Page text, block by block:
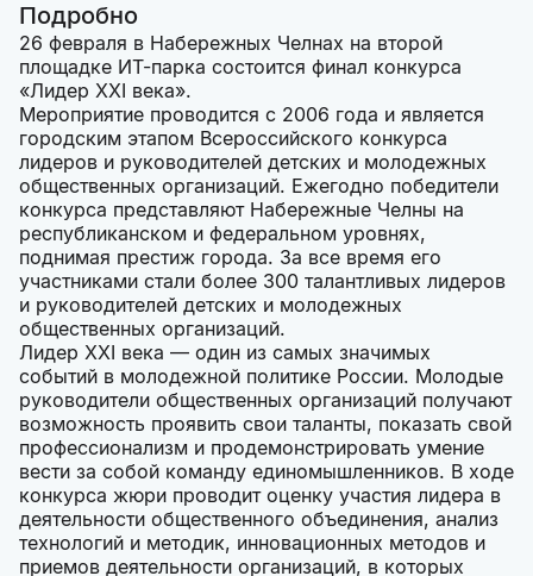
Подробно
26 февраля в Набережных Челнах на второй
площадке ИТ-парка состоится финал конкурса
«Лидер XXI века».
Мероприятие проводится с 2006 года и является
городским этапом Всероссийского конкурса
лидеров и руководителей детских и молодежных
общественных организаций. Ежегодно победители
конкурса представляют Набережные Челны на
республиканском и федеральном уровнях,
поднимая престиж города. За все время его
участниками стали более 300 талантливых лидеров
и руководителей детских и молодежных
общественных организаций.
Лидер XXI века — один из самых значимых
событий в молодежной политике России. Молодые
руководители общественных организаций получают
возможность проявить свои таланты, показать свой
профессионализм и продемонстрировать умение
вести за собой команду единомышленников. В ходе
конкурса жюри проводит оценку участия лидера в
деятельности общественного объединения, анализ
технологий и методик, инновационных методов и
приемов деятельности организаций, в которых